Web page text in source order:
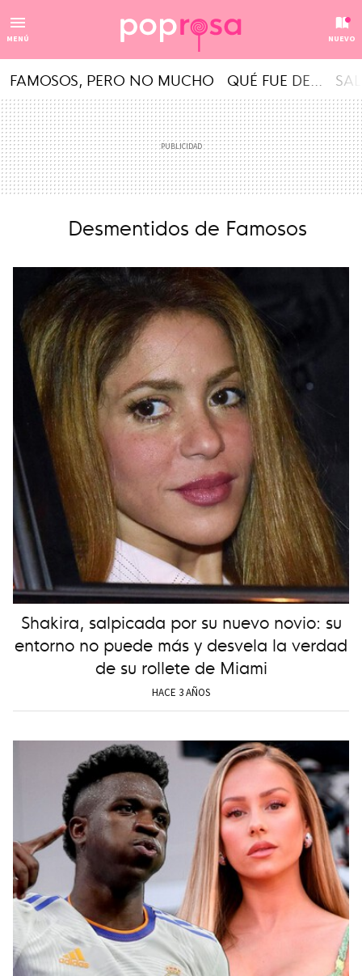
MENÚ NUEVO
FAMOSOS, PERO NO MUCHO QUÉ FUE DE...
Desmentidos de Famosos
Shakira, salpicada por su nuevo novio: su
entorno no puede más y desvela la verdad
de su rollete de Miami
HACE 3 AÑOS